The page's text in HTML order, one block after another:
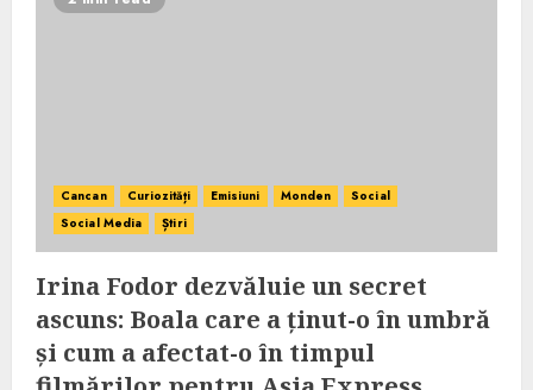
Cancan Curiozități Emisiuni Monden
Social
Social Media
Știri
Irina Fodor dezvăluie un secret
ascuns: Boala care a ținut-o în umbră
și cum a afectat-o în timpul